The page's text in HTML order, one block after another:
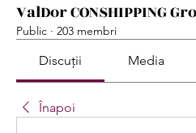
ValDor CONSHIPPING
Public · 203 membri
Discuții Media
Înapoi